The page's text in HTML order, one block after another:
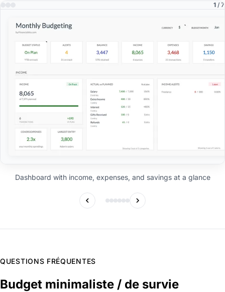
1 / 7
Dashboard with income, expenses, and savings at a glance
QUESTIONS FRÉQUENTES
Budget minimaliste / de survie